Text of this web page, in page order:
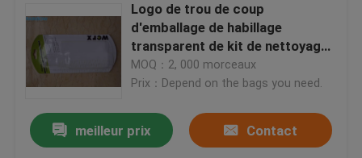
Logo de trou de coup
d'emballage de habillage
transparent de kit de nettoyage
euro imprimé
MOQ：2, 000 morceaux
Prix：Depend on the bags you need.
meilleur prix Contact